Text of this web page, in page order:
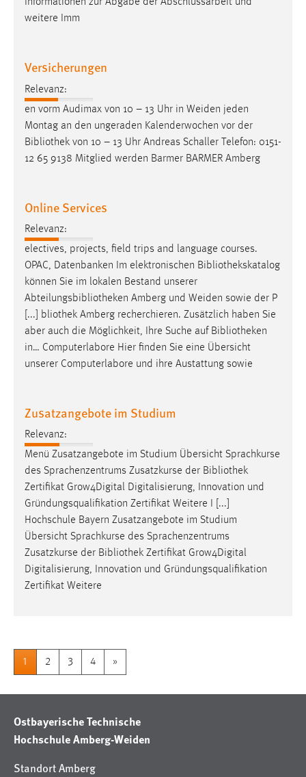
weitere Imm
Versicherungen
Relevanz:
en vorm Audimax von 10 – 13 Uhr in Weiden jeden
Montag an den ungeraden Kalenderwochen vor der
Bibliothek von 10 – 13 Uhr Andreas Schaller Telefon: 0151-
12 65 9138 Mitglied werden Barmer BARMER Amberg
Online Services
Relevanz:
electives, projects, field trips and language courses.
OPAC, Datenbanken Im elektronischen Bibliothekskatalog
können Sie im lokalen Bestand unserer
Abteilungsbibliotheken Amberg und Weiden sowie der P
[...] bliothek Amberg recherchieren. Zusätzlich haben Sie
aber auch die Möglichkeit, Ihre Suche auf Bibliotheken
in… Computerlabore Hier finden Sie eine Übersicht
unserer Computerlabore und ihre Austattung sowie
Zusatzangebote im Studium
Relevanz:
Menü Zusatzangebote im Studium Übersicht Sprachkurse
des Sprachenzentrums Zusatzkurse der Bibliothek
Zertifikat Grow4Digital Digitalisierung, Innovation und
Gründungsqualifikation Zertifikat Weitere I [...]
Hochschule Bayern Zusatzangebote im Studium
Übersicht Sprachkurse des Sprachenzentrums
Zusatzkurse der Bibliothek Zertifikat Grow4Digital
Digitalisierung, Innovation und Gründungsqualifikation
Zertifikat Weitere
1 2 3 4 »
Ostbayerische Technische
Hochschule Amberg-Weiden
Standort Amberg